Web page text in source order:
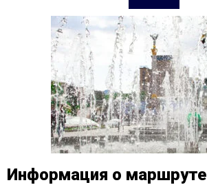
Информация о маршруте